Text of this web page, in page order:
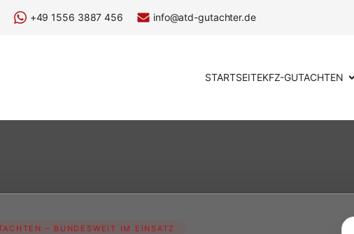
+49 1556 3887 456 info@atd-gutachter.de
STARTSEITEKFZ-GUTACHTEN
– BUNDESWEIT IM EINSATZ